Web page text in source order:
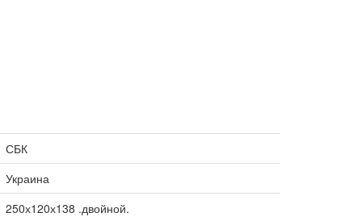
СБК
Украина
250х120х138 .двойной.